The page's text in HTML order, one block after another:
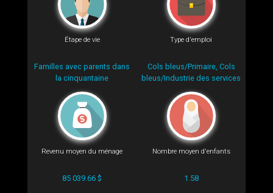
Étape de vie
Familles avec parents dans
la cinquantaine
Type d'emploi
Cols bleus/Primaire, Cols
bleus/Industrie des services
Revenu moyen du ménage
85 039.66 $
Nombre moyen d'enfants
1.58